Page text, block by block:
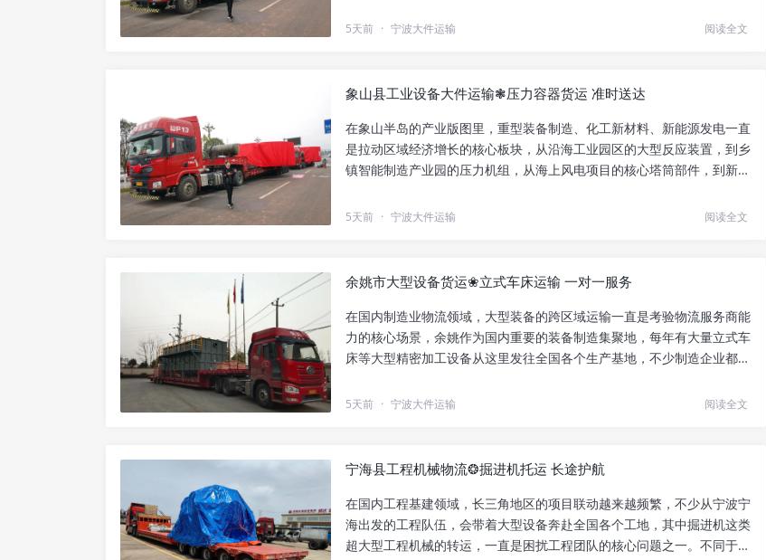
5天前 · 宁波大件运输 阅读全文
象山县工业设备大件运输❃压力容器货运 准时送达
在象山半岛的产业版图里，重型装备制造、化工新材料、新能源发电一直
是拉动区域经济增长的核心板块，从沿海工业园区的大型反应装置，到乡
镇智能制造产业园的压力机组，从海上风电项目的核心塔筒部件，到新建
5天前 · 宁波大件运输 阅读全文
余姚市大型设备货运❀立式车床运输 一对一服务
在国内制造业物流领域，大型装备的跨区域运输一直是考验物流服务商能
力的核心场景，余姚作为国内重要的装备制造集聚地，每年有大量立式车
床等大型精密加工设备从这里发往全国各个生产基地，不少制造企业都曾
5天前 · 宁波大件运输 阅读全文
宁海县工程机械物流❂掘进机托运 长途护航
在国内工程基建领域，长三角地区的项目联动越来越频繁，不少从宁波宁
海出发的工程队伍，会带着大型设备奔赴全国各个工地，其中掘进机这类
超大型工程机械的转运，一直是困扰工程团队的核心问题之一。不同于普